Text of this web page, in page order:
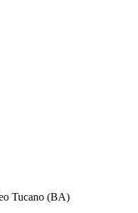
Tucano (BA)